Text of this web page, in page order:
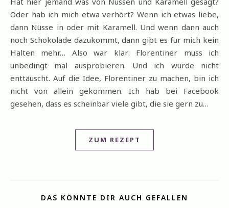
Oder hab ich mich etwa verhört? Wenn ich etwas liebe,
dann Nüsse in oder mit Karamell. Und wenn dann auch
noch Schokolade dazukommt, dann gibt es für mich kein
Halten mehr… Also war klar: Florentiner muss ich
unbedingt mal ausprobieren. Und ich wurde nicht
enttäuscht. Auf die Idee, Florentiner zu machen, bin ich
nicht von allein gekommen. Ich hab bei Facebook
gesehen, dass es scheinbar viele gibt, die sie gern zu…
ZUM REZEPT
DAS KÖNNTE DIR AUCH GEFALLEN